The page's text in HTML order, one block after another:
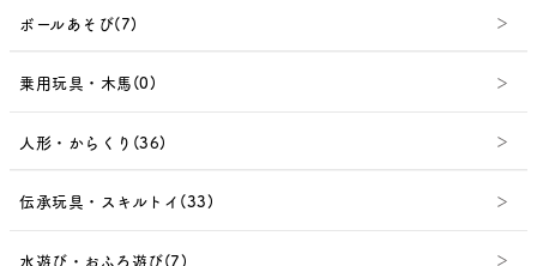
ボールあそび(7)
乗用玩具・木馬(0)
人形・からくり(36)
伝承玩具・スキルトイ(33)
水遊び・おふろ遊び(7)